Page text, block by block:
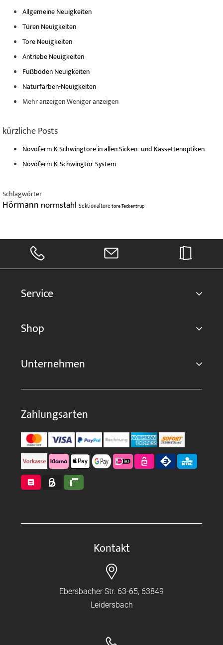
Allgemeine Neuigkeiten
Türen Neuigkeiten
Tore Neuigkeiten
Antriebe Neuigkeiten
Fußböden Neuigkeiten
Naturfarben-Neuigkeiten
Mehr anzeigenWeniger anzeigen
kürzliche Posts
Novoferm K Schwingtore in allen Sicken- und Kassettenoptiken
Novoferm K-Schwingtor-System
Schlagwörter
Hörmann normstahl SektionaltoretoreTeckentrup
Service
Shop
Unternehmen
Zahlungsarten
Kontakt
Ebersbacher Str. 63-65, 63849
Leidersbach